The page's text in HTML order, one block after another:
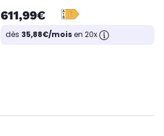
611,99€
dès 35,88€/moisen 20x